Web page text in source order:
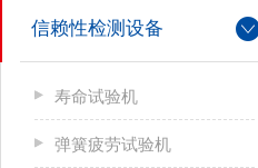
信赖性检测设备
寿命试验机
弹簧疲劳试验机